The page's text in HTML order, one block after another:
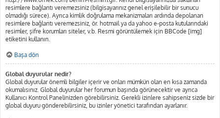
resimlere bağlantı veremezsiniz (bilgisayarınız genel erişilebilir bir sunucu
olmadığı sürece). Ayrıca kimlik doğrulama mekanizmaları ardında depolanan
resimlere bağlantı veremezsiniz, ör. hotmail ya da yahoo e-posta kutularındaki
resimler, şifre korumları siteler, v.b. Resmi görüntülemek için BBCode [img]
etiketini kullanın.
Başa dön
Global duyurular nedir?
Global duyurular önemli bilgiler içerir ve onları mümkün olan en kısa zamanda
okumalısınız. Global duyurular her forumun başında görünecektir ve ayrıca
Kullanıcı Kontrol Panelinizden görebilirsiniz. Gerekli izinlere sahipseniz sizde bir
global duyuru gönderebilirsiniz, bu izinler yönetici tarafından ayarlanır.